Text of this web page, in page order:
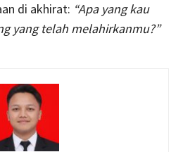
di akhirat: “Apa yang kau
yang telah melahirkanmu?”